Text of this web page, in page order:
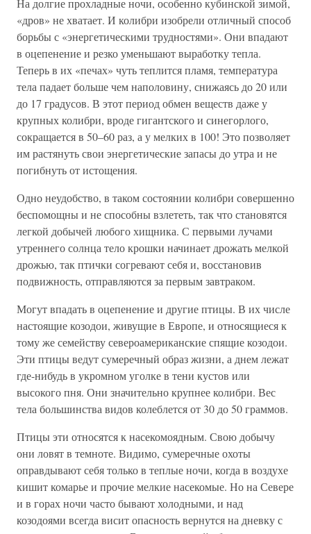
На долгие прохладные ночи, особенно кубинской зимой,
«дров» не хватает. И колибри изобрели отличный способ
борьбы с «энергетическими трудностями». Они впадают
в оцепенение и резко уменьшают выработку тепла.
Теперь в их «печах» чуть теплится пламя, температура
тела падает больше чем наполовину, снижаясь до 20 или
до 17 градусов. В этот период обмен веществ даже у
крупных колибри, вроде гигантского и синегорлого,
сокращается в 50–60 раз, а у мелких в 100! Это позволяет
им растянуть свои энергетические запасы до утра и не
погибнуть от истощения.
Одно неудобство, в таком состоянии колибри совершенно
беспомощны и не способны взлететь, так что становятся
легкой добычей любого хищника. С первыми лучами
утреннего солнца тело крошки начинает дрожать мелкой
дрожью, так птички согревают себя и, восстановив
подвижность, отправляются за первым завтраком.
Могут впадать в оцепенение и другие птицы. В их числе
настоящие козодои, живущие в Европе, и относящиеся к
тому же семейству североамериканские спящие козодои.
Эти птицы ведут сумеречный образ жизни, а днем лежат
где-нибудь в укромном уголке в тени кустов или
высокого пня. Они значительно крупнее колибри. Вес
тела большинства видов колеблется от 30 до 50 граммов.
Птицы эти относятся к насекомоядным. Свою добычу
они ловят в темноте. Видимо, сумеречные охоты
оправдывают себя только в теплые ночи, когда в воздухе
кишит комарье и прочие мелкие насекомые. Но на Севере
и в горах ночи часто бывают холодными, и над
козодоями всегда висит опасность вернутся на дневку с